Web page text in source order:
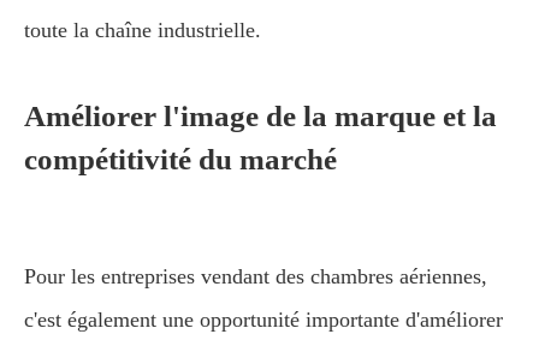
toute la chaîne industrielle.
Améliorer l'image de la marque et la
compétitivité du marché
Pour les entreprises vendant des chambres aériennes,
c'est également une opportunité importante d'améliorer